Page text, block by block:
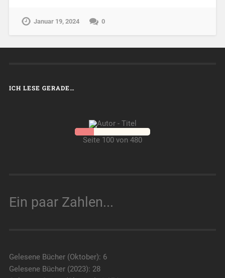
Januar 19, 2024 0
ICH LESE GERADE…
Seite 100 von 480
Ein paar Zahlen...
Gelesene Bücher (Oktober): 6
Gelesene Bücher (2023): 28